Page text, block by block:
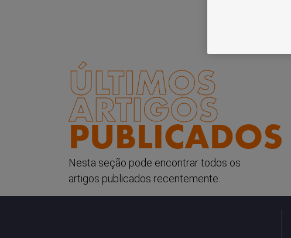
ÚLTIMOS
ARTIGOS
PUBLICADOS
Nesta seção pode encontrar todos os
artigos publicados recentemente.